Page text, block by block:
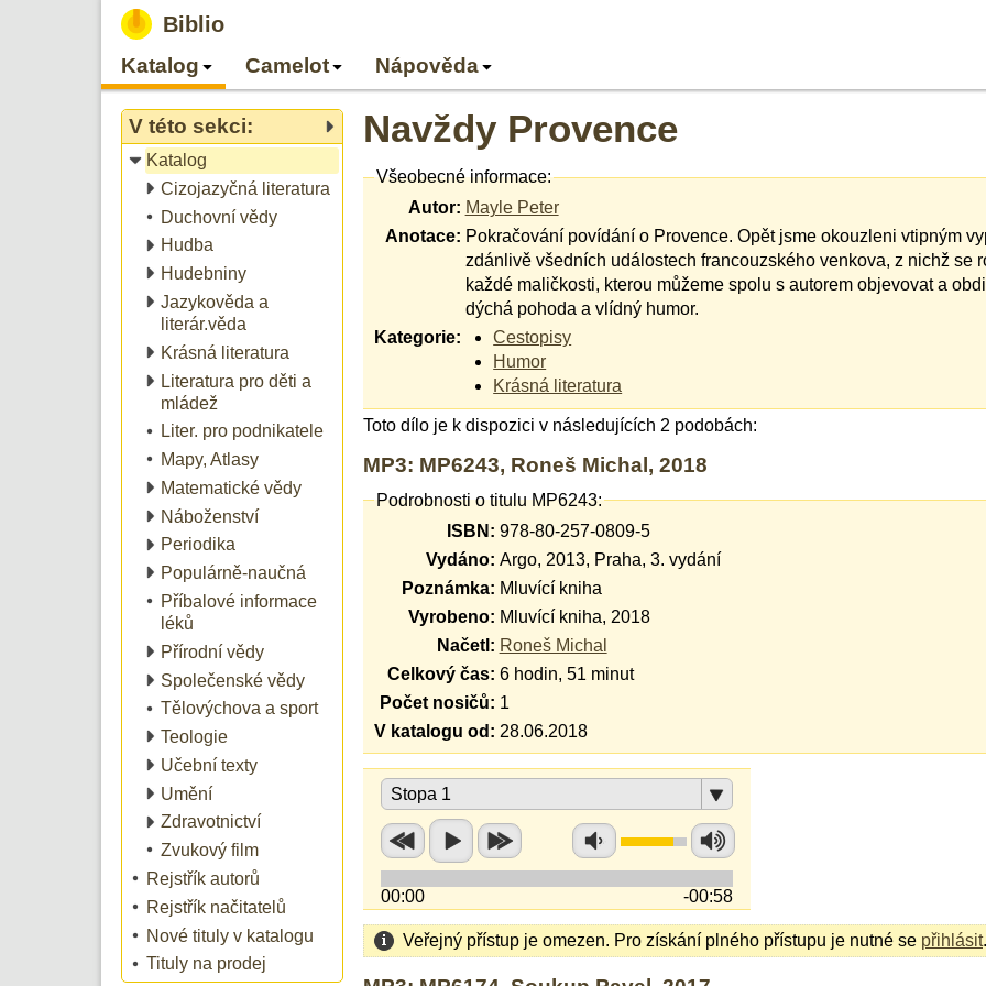
Biblio
Katalog Camelot Nápověda
V této sekci:
Katalog
Cizojazyčná literatura
Duchovní vědy
Hudba
Hudebniny
Jazykověda a
literár.věda
Krásná literatura
Literatura pro děti a
mládež
Liter. pro podnikatele
Mapy, Atlasy
Matematické vědy
Náboženství
Periodika
Populárně-naučná
Příbalové informace
léků
Přírodní vědy
Společenské vědy
Tělovýchova a sport
Teologie
Učební texty
Umění
Zdravotnictví
Zvukový film
Rejstřík autorů
Rejstřík načitatelů
Nové tituly v katalogu
Tituly na prodej
Navždy Provence
Všeobecné informace:
Autor: Mayle Peter
Anotace: Pokračování povídání o Provence. Opět jsme okouzleni vtipným
zdánlivě všedních událostech francouzského venkova, z nichž se
každé maličkosti, kterou můžeme spolu s autorem objevovat a
dýchá pohoda a vlídný humor.
Kategorie:
Cestopisy
Humor
Krásná literatura
Toto dílo je k dispozici v následujících 2 podobách:
MP3: MP6243, Roneš Michal, 2018
Podrobnosti o titulu MP6243:
ISBN: 978-80-257-0809-5
Vydáno: Argo, 2013, Praha, 3. vydání
Poznámka: Mluvící kniha
Vyrobeno: Mluvící kniha, 2018
Načetl: Roneš Michal
Celkový čas: 6 hodin, 51 minut
Počet nosičů: 1
V katalogu od: 28.06.2018
Stopa 1
00:00 -00:58
Veřejný přístup je omezen. Pro získání plného přístupu je nutné se přihlásit.